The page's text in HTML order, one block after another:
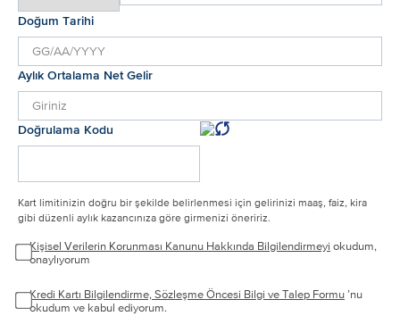
Doğum Tarihi
Aylık Ortalama Net Gelir
Doğrulama Kodu
Kart limitinizin doğru bir şekilde belirlenmesi için gelirinizi maaş, faiz, kira
gibi düzenli aylık kazancınıza göre girmenizi öneririz.
Kişisel Verilerin Korunması Kanunu Hakkında Bilgilendirmeyi okudum,
onaylıyorum
Kredi Kartı Bilgilendirme, Sözleşme Öncesi Bilgi ve Talep Formu ’nu
okudum ve kabul ediyorum.